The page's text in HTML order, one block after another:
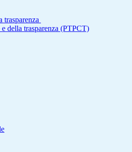
trasparenza
della trasparenza (PTPCT)